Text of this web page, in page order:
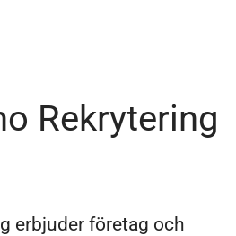
Rekrytering
erbjuder företag och